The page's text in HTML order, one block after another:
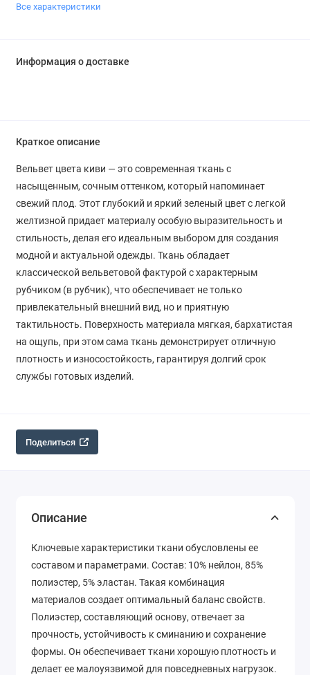
Все характеристики
Информация о доставке
Краткое описание
Вельвет цвета киви — это современная ткань с
насыщенным, сочным оттенком, который напоминает
свежий плод. Этот глубокий и яркий зеленый цвет с легкой
желтизной придает материалу особую выразительность и
стильность, делая его идеальным выбором для создания
модной и актуальной одежды. Ткань обладает
классической вельветовой фактурой с характерным
рубчиком (в рубчик), что обеспечивает не только
привлекательный внешний вид, но и приятную
тактильность. Поверхность материала мягкая, бархатистая
на ощупь, при этом сама ткань демонстрирует отличную
плотность и износостойкость, гарантируя долгий срок
службы готовых изделий.
Поделиться
Описание
Ключевые характеристики ткани обусловлены ее
составом и параметрами. Состав: 10% нейлон, 85%
полиэстер, 5% эластан. Такая комбинация
материалов создает оптимальный баланс свойств.
Полиэстер, составляющий основу, отвечает за
прочность, устойчивость к сминанию и сохранение
формы. Он обеспечивает ткани хорошую плотность и
делает ее малоуязвимой для повседневных нагрузок.